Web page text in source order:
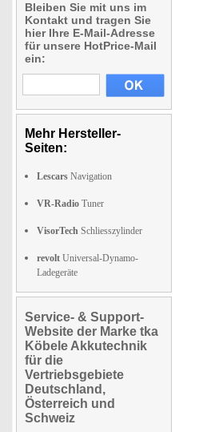
Bleiben Sie mit uns im
Kontakt und tragen Sie
hier Ihre E-Mail-Adresse
für unsere HotPrice-Mail
ein:
Mehr Hersteller-
Seiten:
Lescars Navigation
VR-Radio Tuner
VisorTech Schliesszylinder
revolt Universal-Dynamo-
Ladegeräte
Service- & Support-
Website der Marke tka
Köbele Akkutechnik
für die
Vertriebsgebiete
Deutschland,
Österreich und
Schweiz